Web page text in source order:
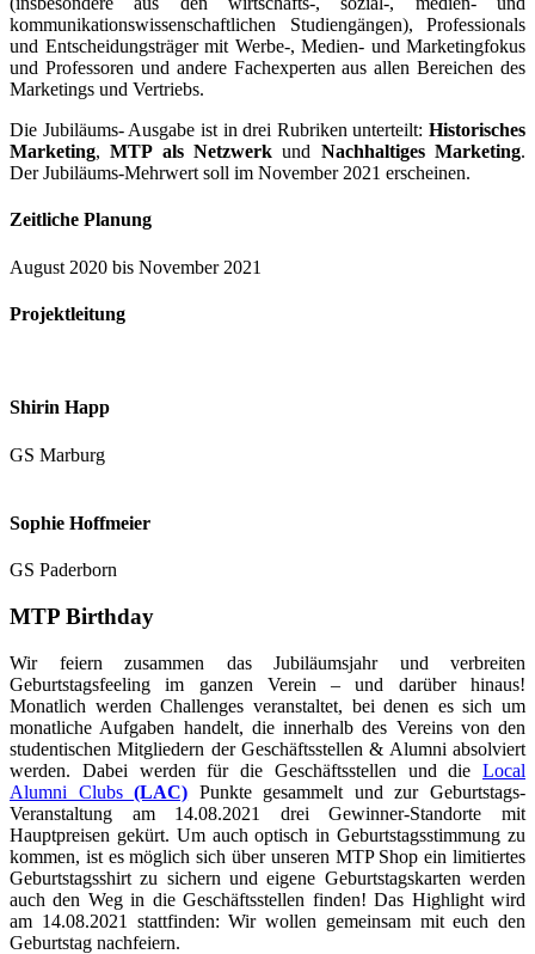
kommunikationswissenschaftlichen Studiengängen), Professionals
und Entscheidungsträger mit Werbe-, Medien- und Marketingfokus
und Professoren und andere Fachexperten aus allen Bereichen des
Marketings und Vertriebs.
Die Jubiläums- Ausgabe ist in drei Rubriken unterteilt: Historisches
Marketing,MTP als Netzwerk und Nachhaltiges Marketing.
Der Jubiläums-Mehrwert soll im November 2021 erscheinen.
Zeitliche Planung
August 2020 bis November 2021
Projektleitung
Shirin Happ
GS Marburg
Sophie Hoffmeier
GS Paderborn
MTP Birthday
Wir feiern zusammen das Jubiläumsjahr und verbreiten
Geburtstagsfeeling im ganzen Verein – und darüber hinaus!
Monatlich werden Challenges veranstaltet, bei denen es sich um
monatliche Aufgaben handelt, die innerhalb des Vereins von den
studentischen Mitgliedern der Geschäftsstellen & Alumni absolviert
werden. Dabei werden für die Geschäftsstellen und die Local
Alumni Clubs(LAC) Punkte gesammelt und zur Geburtstags-
Veranstaltung am 14.08.2021 drei Gewinner-Standorte mit
Hauptpreisen gekürt. Um auch optisch in Geburtstagsstimmung zu
kommen, ist es möglich sich über unseren MTP Shop ein limitiertes
Geburtstagsshirt zu sichern und eigene Geburtstagskarten werden
auch den Weg in die Geschäftsstellen finden! Das Highlight wird
am 14.08.2021 stattfinden: Wir wollen gemeinsam mit euch den
Geburtstag nachfeiern.